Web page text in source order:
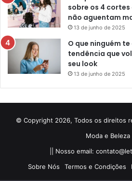
sobre os 4
não aguentam
13 de junho de 2025
O que ninguém
tendência que
seu look
13 de junho de 2025
© Copyright 2026, Todos os direitos
Moda e Beleza
|| Nosso email:
Sobre Nós
Termos e Condições